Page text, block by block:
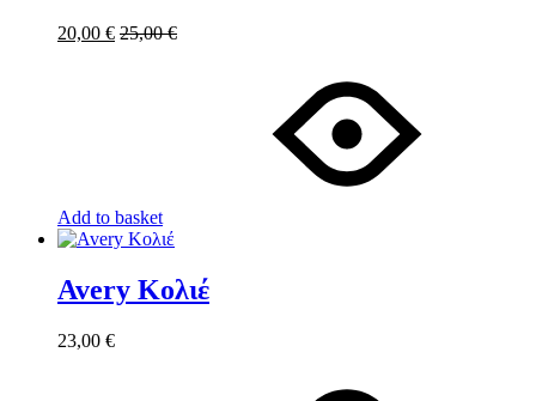
20,00 € 25,00€
Add to basket
Avery Κολιέ
23,00 €